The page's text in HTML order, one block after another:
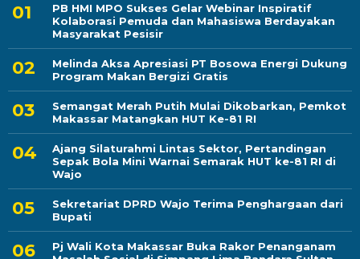
PB HMI MPO Sukses Gelar Webinar Inspiratif
Kolaborasi Pemuda dan Mahasiswa Berdayakan
Masyarakat Pesisir
Melinda Aksa Apresiasi PT Bosowa Energi Dukung
Program Makan Bergizi Gratis
Semangat Merah Putih Mulai Dikobarkan, Pemkot
Makassar Matangkan HUT Ke-81 RI
Ajang Silaturahmi Lintas Sektor, Pertandingan
Sepak Bola Mini Warnai Semarak HUT ke-81 RI di
Wajo
Sekretariat DPRD Wajo Terima Penghargaan dari
Bupati
Pj Wali Kota Makassar Buka Rakor Penanganam